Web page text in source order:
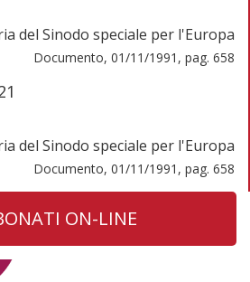
del Sinodo speciale per l'Europa
Documento, 01/11/1991, pag. 658
del Sinodo speciale per l'Europa
Documento, 01/11/1991, pag. 658
ON-LINE